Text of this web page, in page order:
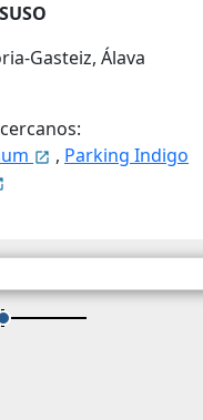
Gasteiz, Álava
, Parking Indigo